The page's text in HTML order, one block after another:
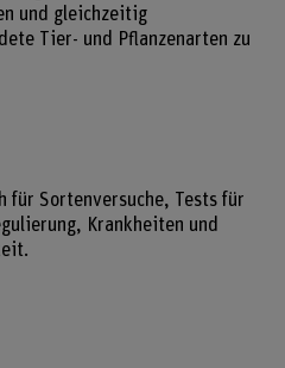
und gleichzeitig
Tier- und Pflanzenarten zu
für Sortenversuche, Tests für
Krankheiten und